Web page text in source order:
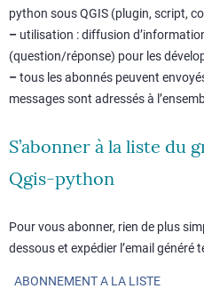
python sous QGIS (plugin, script,
– utilisation : diffusion
(question/réponse) pour les
–tous les abonnés peuvent
messages sont adressés à
S’abonner à la liste du
Qgis-python
Pour vous abonner, rien de plus
dessous et expédier l’email généré
ABONNEMENT A LA LISTE